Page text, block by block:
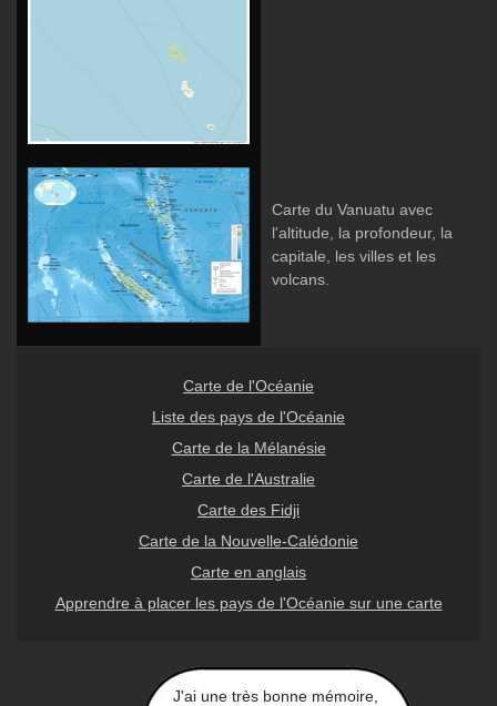
Carte du Vanuatu avec
l'altitude, la profondeur, la
capitale, les villes et les
volcans.
Carte de l'Océanie
Liste des pays de l'Océanie
Carte de la Mélanésie
Carte de l'Australie
Carte des Fidji
Carte de la Nouvelle-Calédonie
Carte en anglais
Apprendre à placer les pays de l'Océanie sur une carte
J'ai une très bonne mémoire,